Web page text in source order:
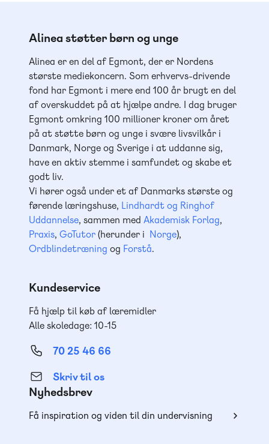
Alinea støtter børn og unge
Alinea er en del af Egmont, der er Nordens
største mediekoncern. Som erhvervs-drivende
fond har Egmont i mere end 100 år brugt en del
af overskuddet på at hjælpe andre. I dag bruger
Egmont omkring 100 millioner kroner om året
på at støtte børn og unge i svære livsvilkår i
Danmark, Norge og Sverige i at uddanne sig,
have en aktiv stemme i samfundet og skabe et
godt liv.
Vi hører også under et af Danmarks største og
førende læringshuse, Lindhardt og Ringhof
Uddannelse, sammen med Akademisk Forlag,
Praxis, GoTutor(herunder i Norge),
Ordblindetræning og Forstå.
Kundeservice
Få hjælp til køb af læremidler
Alle skoledage: 10-15
70 25 46 66
Skriv til os
Nyhedsbrev
Få inspiration og viden til din undervisning